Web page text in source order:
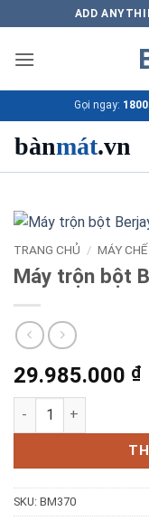
qua
nội
ADD
Gọi ngay:
bànmát.vn
Sản phẩm
Thương hiệu
Bảng giá 2026
Ứng dụng
Blog kiến thức
Liên hệ
TRANG CHỦ / MÁY
Máy trộn bột
29.985.000 ₫
Máy trộn bột Berjaya
SKU: BM370